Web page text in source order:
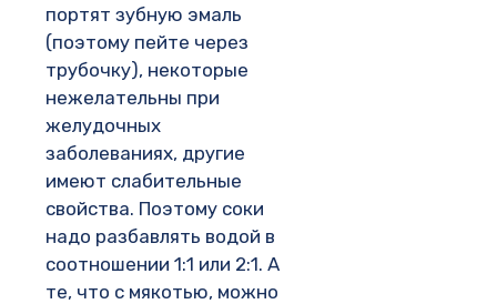
портят зубную эмаль
(поэтому пейте через
трубочку), некоторые
нежелательны при
желудочных
заболеваниях, другие
имеют слабительные
свойства. Поэтому соки
надо разбавлять водой в
соотношении 1:1 или 2:1. А
те, что с мякотью, можно